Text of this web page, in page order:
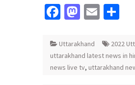
Facebook
Mastodon
Email
Uttarakhand 2022
uttarakhand latest news in
news live tv, uttarakhand